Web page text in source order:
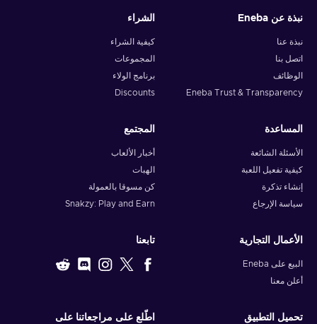
نبذة عن Eneba
نبذة عنا
اتصل بنا
الوظائف
Eneba Trust & Transparency
الشراء
كيفية الشراء
المجموعات
برنامج الولاء
Discounts
المساعدة
الأسئلة الشائعة
كيفية تفعيل اللعبة
إنشاء تذكرة
سياسة الإرجاع
المجتمع
أخبار الألعاب
الهبات
كن مسوقا بالعمولة
Snakzy: Play and Earn
الأعمال التجارية
البيع على Eneba
أعلن معنا
تابعنا
تحميل التطبيق اطّلع على مراجعاتنا على